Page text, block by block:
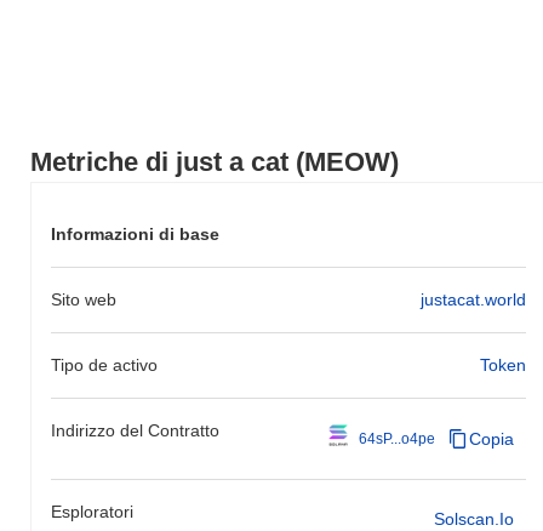
Metriche di just a cat (MEOW)
Informazioni di base
Sito web justacat.world
Tipo de activo Token
Indirizzo del Contratto 64sP...o4pe Copia
Esploratori Solscan.io